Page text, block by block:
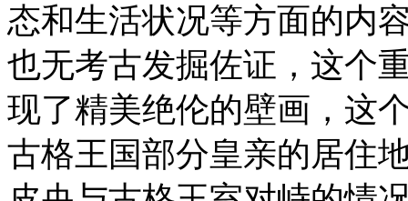
态和生活状况等方面的内
也无考古发掘佐证，这个
现了精美绝伦的壁画，这
古格王国部分皇亲的居住